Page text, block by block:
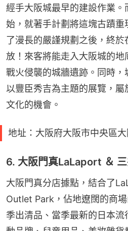
經手大阪城最早的建設作業。
始，就著手計劃將這塊古蹟
了漫長的嚴謹規劃之後，終
放！來客將能走入大阪城的
戰火侵襲的城牆遺跡。同時
以豐臣秀吉為主題的展覽，屬
文化的機會。
地址：大阪府大阪市中央區大
6. 大阪門真LaLaport ＆
大阪門真分店據點，結合了
Outlet Park，佔地遼闊的商
季出清品、當季最新的日本